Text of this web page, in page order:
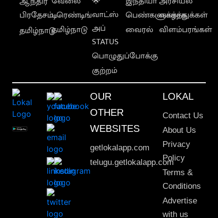
பிரதேசம்
தமிழ்நாடு
டிரெண்டிங்
தமிழ்நாடு
வாட்ஸ்
அப்
STATUS
பொழுதுப்போக்கு
குற்றம்
பெண்களுக்காக
வைரல்
வாழ்த்துக்கள்
விளம்பரங்கள்
OUR
OTHER
WEBSITES
getlokalapp.com
telugu.getlokalapp.com
LOKAL
Contact Us
About Us
Privacy
Policy
Terms &
Conditions
Advertise
with us